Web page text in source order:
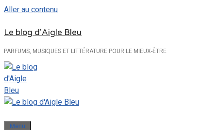
Aller au contenu
Le blog d'Aigle Bleu
PARFUMS, MUSIQUES ET LITTÉRATURE POUR LE MIEUX-ÊTRE
Menu